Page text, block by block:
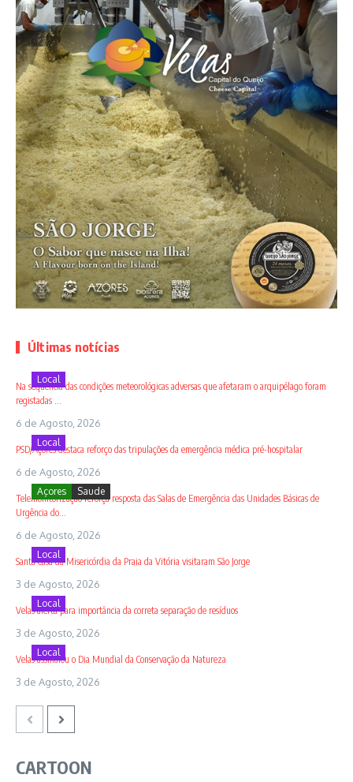
Últimas notícias
Local
Na sequência das condições meteorológicas adversas que afetaram o arquipélago foram
registadas ...
6 de Agosto, 2026
Local
PSD/Açores destaca reforço das tripulações da emergência médica pré-hospitalar
6 de Agosto, 2026
Açores Saude
Telemonitorização reforça resposta das Salas de Emergência das Unidades Básicas de
Urgência do...
6 de Agosto, 2026
Local
Santa Casa da Misericórdia da Praia da Vitória visitaram São Jorge
3 de Agosto, 2026
Local
Velas alerta para importância da correta separação de resíduos
3 de Agosto, 2026
Local
Velas assinalou o Dia Mundial da Conservação da Natureza
3 de Agosto, 2026
CARTOON